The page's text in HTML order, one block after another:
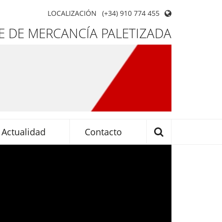
LOCALIZACIÓN (+34) 910 774 455
DE MERCANCÍA PALETIZADA
Actualidad Contacto